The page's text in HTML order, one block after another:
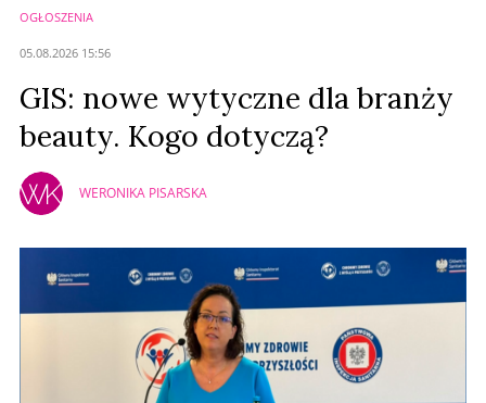
OGŁOSZENIA
05.08.2026 15:56
GIS: nowe wytyczne dla branży
beauty. Kogo dotyczą?
WERONIKA PISARSKA